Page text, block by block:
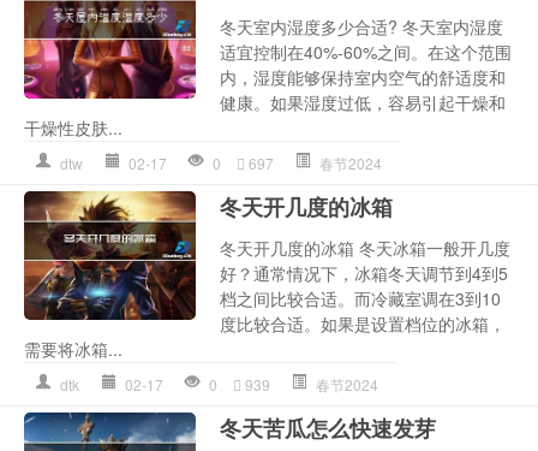
冬天室内湿度多少合适? 冬天室内湿度
适宜控制在40%-60%之间。在这个范围
内，湿度能够保持室内空气的舒适度和
健康。如果湿度过低，容易引起干燥和
干燥性皮肤...
dtw 02-17 0 697 春节2024
冬天开几度的冰箱
冬天开几度的冰箱 冬天冰箱一般开几度
好？通常情况下，冰箱冬天调节到4到5
档之间比较合适。而冷藏室调在3到10
度比较合适。如果是设置档位的冰箱，
需要将冰箱...
dtk 02-17 0 939 春节2024
冬天苦瓜怎么快速发芽